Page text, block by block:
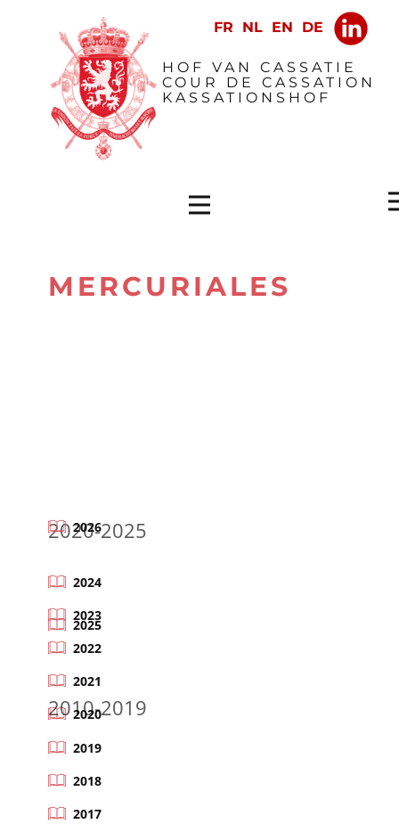
​HOF VAN CASSATIE
COUR DE CASSATION
KASSATIONSHOF
MERCURIALES
2020-2025
2026
2025
2024
2023
2022
2021
2020
2010-2019
2019
2018
2017